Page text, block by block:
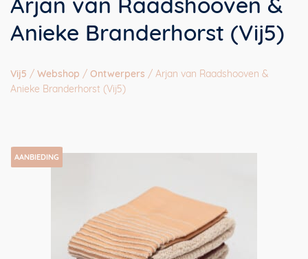
Anieke Branderhorst (Vij5)
Vij5 / Webshop / Ontwerpers / Arjan van Raadshooven &
Anieke Branderhorst (Vij5)
AANBIEDING